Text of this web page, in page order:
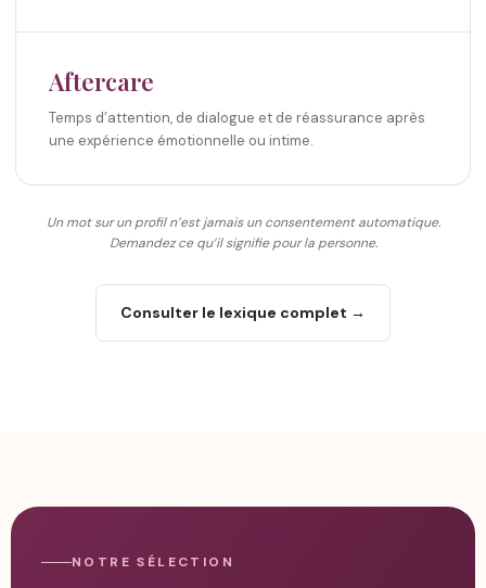
Aftercare
Temps d’attention, de dialogue et de réassurance après
une expérience émotionnelle ou intime.
Un mot sur un profil n’est jamais un consentement automatique.
Demandez ce qu’il signifie pour la personne.
Consulter le lexique complet →
NOTRE SÉLECTION